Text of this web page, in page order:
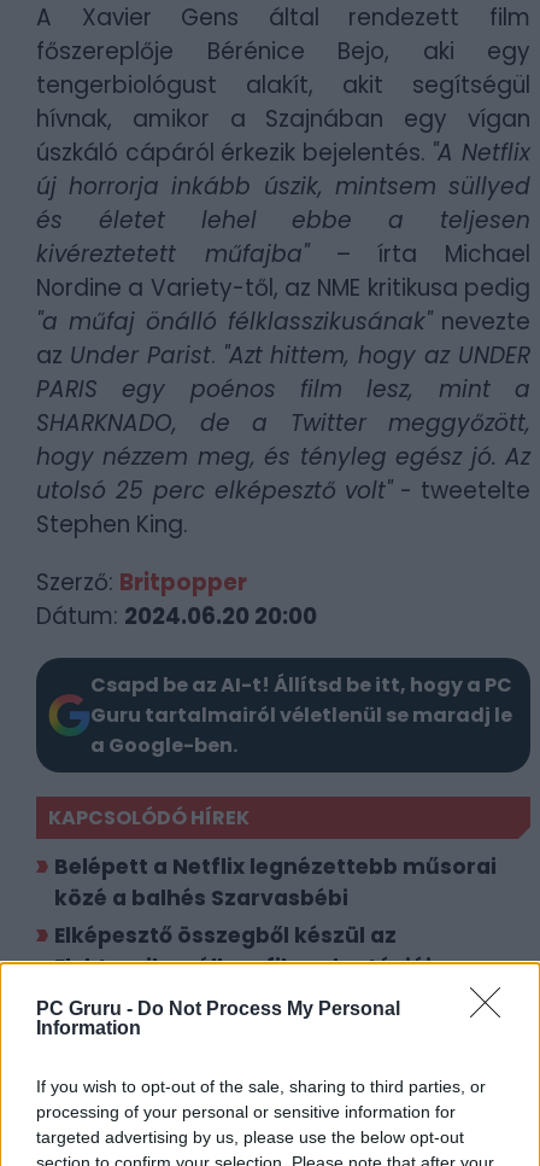
PC Gruru - Do Not Process My Personal
Information
If you wish to opt-out of the sale, sharing to third parties, or
processing of your personal or sensitive information for
targeted advertising by us, please use the below opt-out
A Xavier Gens által rendezett film
főszereplője Bérénice Bejo, aki egy
tengerbiológust alakít, akit segítségül
hívnak, amikor a Szajnában egy vígan
úszkáló cápáról érkezik bejelentés. "A Netflix
új horrorja inkább úszik, mintsem süllyed
és életet lehel ebbe a teljesen
kivéreztetett műfajba"– írta Michael
Nordine a Variety-től, az NME kritikusa pedig
"a műfaj önálló félklasszikusának"nevezte
az Under Parist. "Azt hittem, hogy az UNDER
PARIS egy poénos film lesz, mint a
SHARKNADO, de a Twitter meggyőzött,
hogy nézzem meg, és tényleg egész jó. Az
utolsó 25 perc elképesztő volt"- tweetelte
Stephen King.
Szerző: Britpopper
Dátum: 2024.06.20 20:00
Csapd be az AI-t! Állítsd be itt, hogy a PC
Guru tartalmairól véletlenül se maradj le
a Google-ben.
KAPCSOLÓDÓ HÍREK
Belépett a Netflix legnézettebb műsorai
közé a balhés Szarvasbébi
Elképesztő összegből készül az
Elektronikus állam filmadaptációja a
Netflixre